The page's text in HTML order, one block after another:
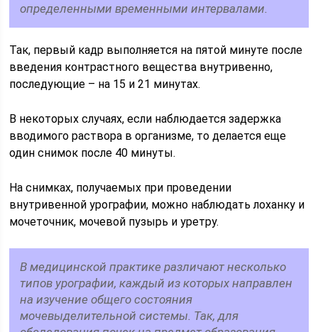
определенными временными интервалами.
Так, первый кадр выполняется на пятой минуте после
введения контрастного вещества внутривенно,
последующие – на 15 и 21 минутах.
В некоторых случаях, если наблюдается задержка
вводимого раствора в организме, то делается еще
один снимок после 40 минуты.
На снимках, получаемых при проведении
внутривенной урографии, можно наблюдать лоханку и
мочеточник, мочевой пузырь и уретру.
В медицинской практике различают несколько
типов урографии, каждый из которых направлен
на изучение общего состояния
мочевыделительной системы. Так, для